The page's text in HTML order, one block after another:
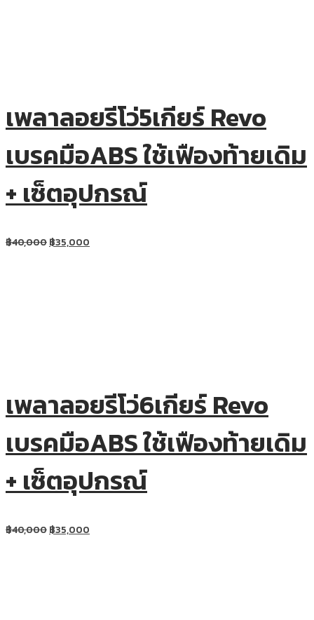
เพลาลอยรีโว่5เกียร์ Revo
เบรคมือABS ใช้เฟืองท้ายเดิม
+ เซ็ตอุปกรณ์
฿40,000฿35,000
เพลาลอยรีโว่6เกียร์ Revo
เบรคมือABS ใช้เฟืองท้ายเดิม
+ เซ็ตอุปกรณ์
฿40,000฿35,000